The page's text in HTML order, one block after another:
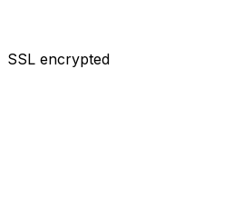
SSL encrypted